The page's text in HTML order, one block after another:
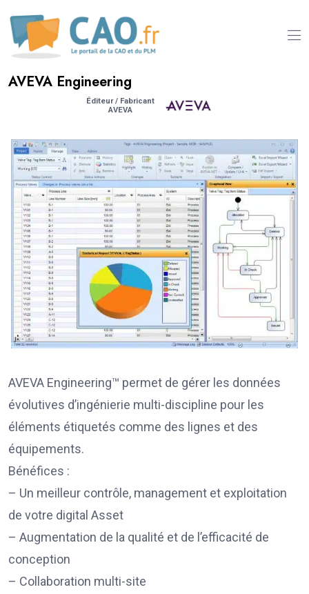
AVEVA Engineering
Éditeur / Fabricant
AVEVA
AVEVA Engineering™ permet de gérer les données
évolutives d’ingénierie multi-discipline pour les
éléments étiquetés comme des lignes et des
équipements.
Bénéfices :
– Un meilleur contrôle, management et exploitation
de votre digital Asset
– Augmentation de la qualité et de l’efficacité de
conception
– Collaboration multi-site